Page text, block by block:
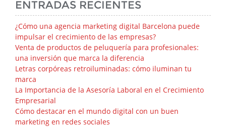
ENTRADAS RECIENTES
¿Cómo una agencia marketing digital Barcelona puede
impulsar el crecimiento de las empresas?
Venta de productos de peluquería para profesionales:
una inversión que marca la diferencia
Letras corpóreas retroiluminadas: cómo iluminan tu
marca
La Importancia de la Asesoría Laboral en el Crecimiento
Empresarial
Cómo destacar en el mundo digital con un buen
marketing en redes sociales